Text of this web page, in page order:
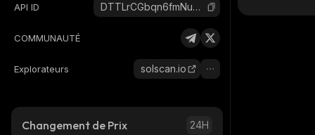
API ID DTTLrCGbqn6fmNuKjGYqWFeQU5Hz153f5C3pNnxepump_solana
COMMUNAUTÉ
Explorateurs solscan.io
Changement de Prix 24H